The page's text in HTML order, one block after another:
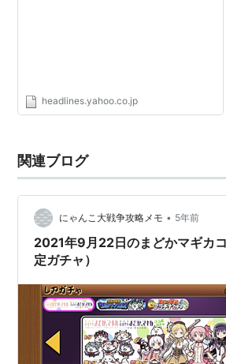
headlines.yahoo.co.jp
関連ブログ
にゃんこ大戦争攻略メモ • 5年前
2021年9月22日のまどかマギカ
定ガチャ）